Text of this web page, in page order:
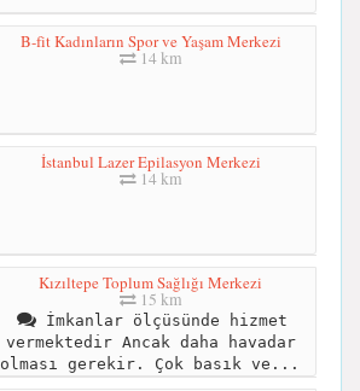
B-fit Kadınların Spor ve Yaşam Merkezi
14 km
İstanbul Lazer Epilasyon Merkezi
14 km
Kızıltepe Toplum Sağlığı Merkezi
15 km
İmkanlar ölçüsünde hizmet
vermektedir Ancak daha havadar
olması gerekir. Çok basık ve...